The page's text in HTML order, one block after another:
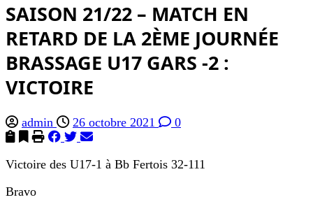
SAISON 21/22 – MATCH EN
RETARD DE LA 2ÈME JOURNÉE
BRASSAGE U17 GARS -2 :
VICTOIRE
admin 26 octobre 2021 0
Victoire des U17-1 à Bb Fertois 32-111
Bravo